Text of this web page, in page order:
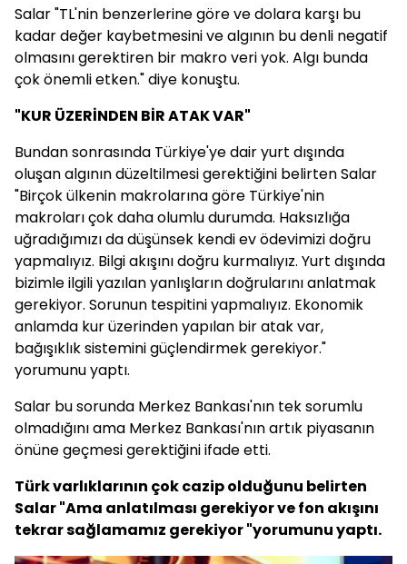
Salar "TL'nin benzerlerine göre ve dolara karşı bu
kadar değer kaybetmesini ve algının bu denli negatif
olmasını gerektiren bir makro veri yok. Algı bunda
çok önemli etken." diye konuştu.
"KUR ÜZERİNDEN BİR ATAK VAR"
Bundan sonrasında Türkiye'ye dair yurt dışında
oluşan algının düzeltilmesi gerektiğini belirten Salar
"Birçok ülkenin makrolarına göre Türkiye'nin
makroları çok daha olumlu durumda. Haksızlığa
uğradığımızı da düşünsek kendi ev ödevimizi doğru
yapmalıyız. Bilgi akışını doğru kurmalıyız. Yurt dışında
bizimle ilgili yazılan yanlışların doğrularını anlatmak
gerekiyor. Sorunun tespitini yapmalıyız. Ekonomik
anlamda kur üzerinden yapılan bir atak var,
bağışıklık sistemini güçlendirmek gerekiyor."
yorumunu yaptı.
Salar bu sorunda Merkez Bankası'nın tek sorumlu
olmadığını ama Merkez Bankası'nın artık piyasanın
önüne geçmesi gerektiğini ifade etti.
Türk varlıklarının çok cazip olduğunu belirten
Salar "Ama anlatılması gerekiyor ve fon akışını
tekrar sağlamamız gerekiyor "yorumunu yaptı.